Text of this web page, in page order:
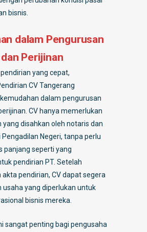
bisnis.
dalam Pengurusan
Perijinan
yang cepat,
CV Tangerang
dalam pengurusan
CV hanya memerlukan
yang disahkan oleh notaris dan
Negeri, tanpa perlu
panjang seperti yang
pendirian PT. Setelah
pendirian, CV dapat segera
usaha yang diperlukan untuk
bisnis mereka.
sangat penting bagi pengusaha